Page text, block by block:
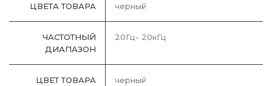
ЦВЕТА ТОВАРА черный
ЧАСТОТНЫЙ
ДИАПАЗОН
20Гц- 20кГц
ЦВЕТ ТОВАРА черный